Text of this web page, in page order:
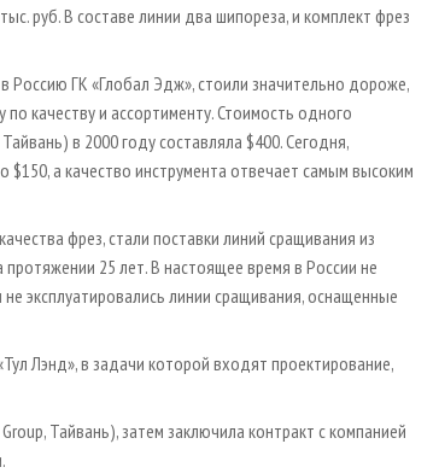
руб. В составе линии два шипореза, и комплект фрез
Россию ГК «Глобал Эдж», стоили значительно дороже,
качеству и ассортименту. Стоимость одного
в 2000 году составляла $400. Сегодня,
$150, а качество инструмента отвечает самым высоким
фрез, стали поставки линий сращивания из
25 лет. В настоящее время в России не
эксплуатировались линии сращивания, оснащенные
Лэнд», в задачи которой входят проектирование,
Тайвань), затем заключила контракт с компанией